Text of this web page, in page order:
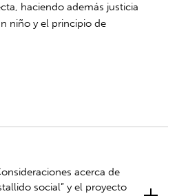
haciendo además justicia
niño y el principio de
acerca de
social” y el proyecto